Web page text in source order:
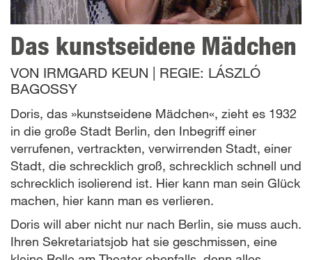
Das kunstseidene Mädchen
VON IRMGARD KEUN REGIE: LÁSZLÓ
BAGOSSY
Doris, das »kunstseidene Mädchen«, zieht es 1932
in die große Stadt Berlin, den Inbegriff einer
verrufenen, vertrackten, verwirrenden Stadt, einer
Stadt, die schrecklich groß, schrecklich schnell und
schrecklich isolierend ist. Hier kann man sein Glück
machen, hier kann man es verlieren.
Doris will aber nicht nur nach Berlin, sie muss auch.
Ihren Sekretariatsjob hat sie geschmissen, eine